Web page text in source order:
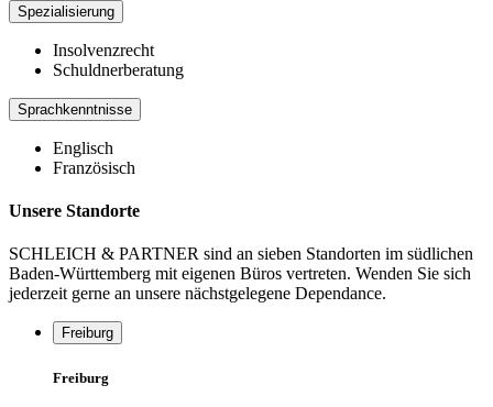
Spezialisierung
Insolvenzrecht
Schuldnerberatung
Sprachkenntnisse
Englisch
Französisch
Unsere Standorte
SCHLEICH & PARTNER sind an sieben Standorten im südlichen
Baden-Württemberg mit eigenen Büros vertreten. Wenden Sie sich
jederzeit gerne an unsere nächstgelegene Dependance.
Freiburg
Freiburg